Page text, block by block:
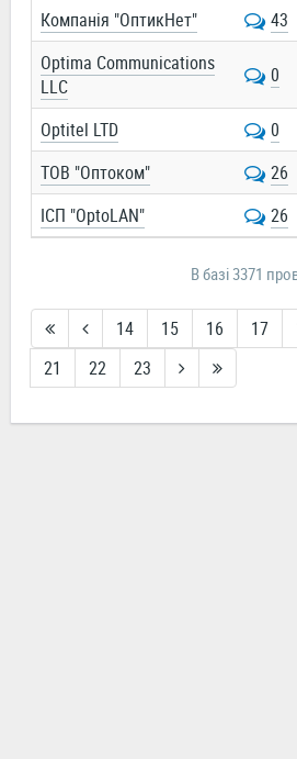
Компанія "ОптикНет"
43
Optima Communications
LLC
0
Optitel LTD
0
ТОВ "Оптоком"
26
ІСП "OptoLAN"
26
В базі 3371
14 15 16 17
21
22 23